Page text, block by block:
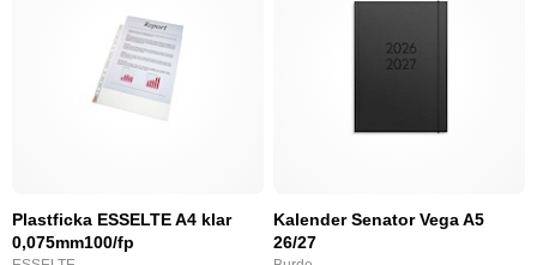
Plastficka ESSELTE A4 klar
0,075mm100/fp
Kalender Senator Vega A5
26/27